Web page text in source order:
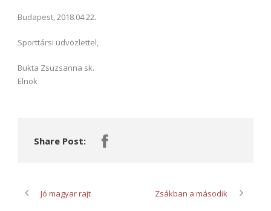
Budapest, 2018.04.22.
Sporttársi üdvözlettel,
Bukta Zsuzsanna sk.
Elnök
Share Post:
Jó magyar rajt Zsákban a második